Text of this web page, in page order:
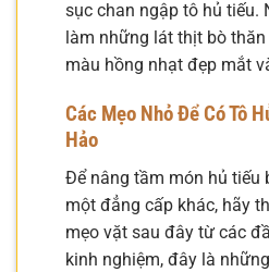
sục chan ngập tô hủ tiếu.
làm những lát thịt bò
màu hồng nhạt đẹp mắt
Các Mẹo Nhỏ Để Có Tô
Hảo
Để nâng tầm món hủ tiếu
một đẳng cấp khác, hãy
mẹo vặt sau đây từ các
kinh nghiệm, đây là